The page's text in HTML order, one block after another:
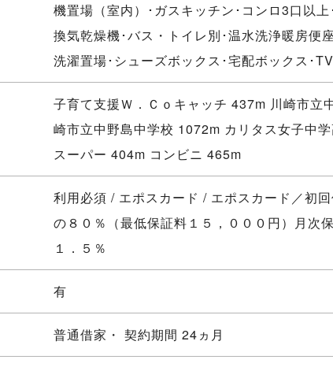
機置場（室内）･ガスキッチン･コンロ3口以
換気乾燥機･バス・トイレ別･温水洗浄暖房便
洗濯置場･シューズボックス･宅配ボックス･
子育て支援Ｗ．Ｃｏキャッチ 437m 川崎市立
崎市立中野島中学校 1072m カリタス女子中
スーパー 404m コンビニ 465m
利用必須 / エポスカード / エポスカード／初
の８０％（最低保証料１５，０００円）月次
１．５％
有
普通借家・ 契約期間 24ヵ月